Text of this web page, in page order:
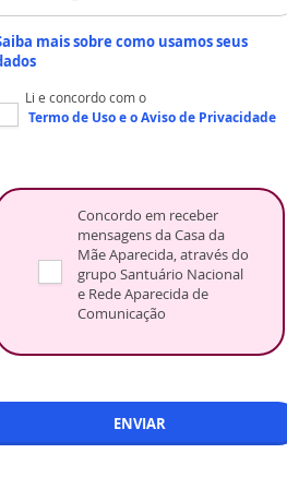
mais sobre como usamos seus
Li e concordo com o
Termo de Usoe oAviso de Privacidade
Concordo em receber
mensagens da Casa da
Mãe Aparecida, através do
grupo Santuário Nacional
e Rede Aparecida de
Comunicação
ENVIAR